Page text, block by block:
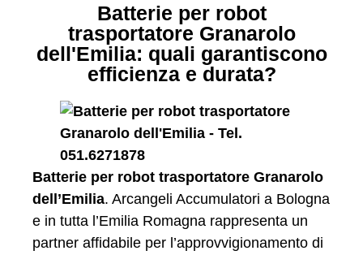
Batterie per robot
trasportatore Granarolo
dell'Emilia: quali garantiscono
efficienza e durata?
Batterie per robot trasportatore Granarolo
dell’Emilia. Arcangeli Accumulatori a Bologna
e in tutta l’Emilia Romagna rappresenta un
partner affidabile per l’approvvigionamento di